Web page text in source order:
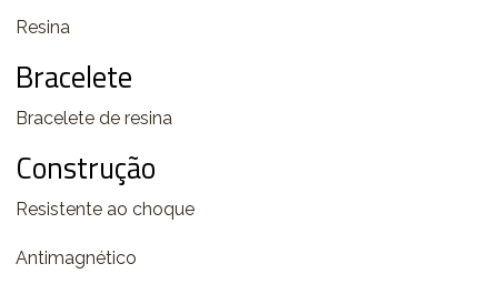
Resina
Bracelete
Bracelete de resina
Construção
Resistente ao choque
Antimagnético